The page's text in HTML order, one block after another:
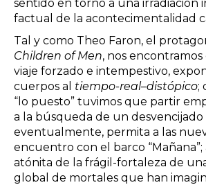
sentido en torno a una irradiación
factual de la acontecimentalidad
Tal y como Theo Faron, el
Children of Men, nos
viaje forzado e intempestivo,
cuerpos al tiempo-real–distópico;
“lo puesto” tuvimos que partir
a la búsqueda de un
eventualmente, permita a las
encuentro con el barco
atónita de la frágil-fortaleza de
global de mortales que han